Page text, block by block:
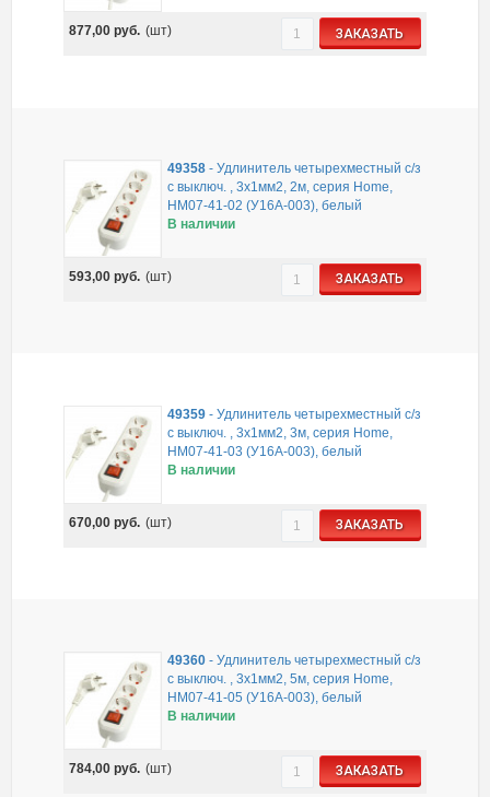
877,00руб. (шт) ЗАКАЗАТЬ
49358 -Удлинитель четырехместный с/з
с выключ. , 3x1мм2, 2м, серия Home,
HM07-41-02 (У16А-003), белый
В наличии
593,00руб. (шт) ЗАКАЗАТЬ
49359 -Удлинитель четырехместный с/з
с выключ. , 3x1мм2, 3м, серия Home,
HM07-41-03 (У16А-003), белый
В наличии
670,00руб. (шт) ЗАКАЗАТЬ
49360 -Удлинитель четырехместный с/з
с выключ. , 3x1мм2, 5м, серия Home,
HM07-41-05 (У16А-003), белый
В наличии
784,00руб. (шт) ЗАКАЗАТЬ